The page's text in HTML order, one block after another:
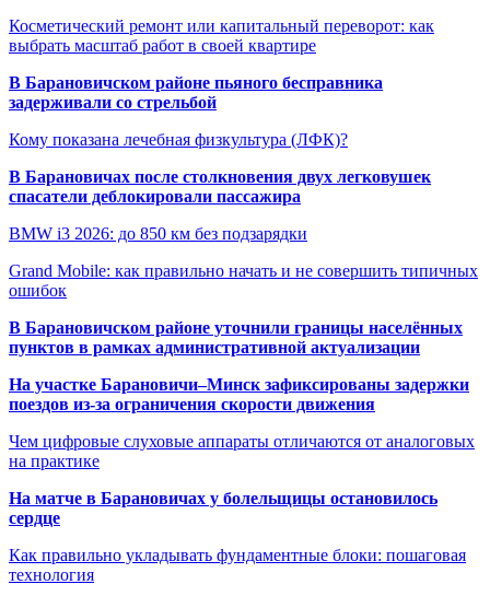
Косметический ремонт или капитальный переворот: как
выбрать масштаб работ в своей квартире
В Барановичском районе пьяного бесправника
задерживали со стрельбой
Кому показана лечебная физкультура (ЛФК)?
В Барановичах после столкновения двух легковушек
спасатели деблокировали пассажира
BMW i3 2026: до 850 км без подзарядки
Grand Mobile: как правильно начать и не совершить типичных
ошибок
В Барановичском районе уточнили границы населённых
пунктов в рамках административной актуализации
На участке Барановичи–Минск зафиксированы задержки
поездов из-за ограничения скорости движения
Чем цифровые слуховые аппараты отличаются от аналоговых
на практике
На матче в Барановичах у болельщицы остановилось
сердце
Как правильно укладывать фундаментные блоки: пошаговая
технология